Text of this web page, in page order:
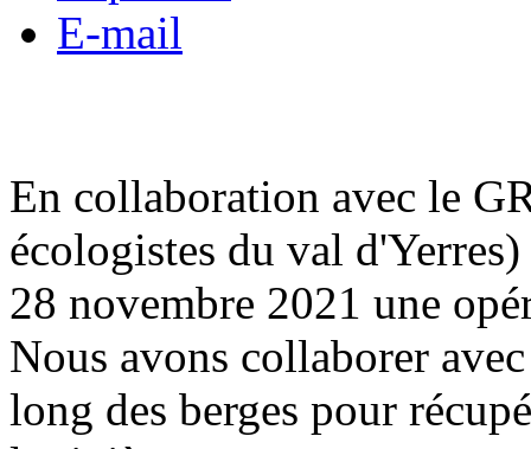
E-mail
En collaboration avec le
écologistes du val
28 novembre 2021 une
Nous avons collaborer
long des berges pour